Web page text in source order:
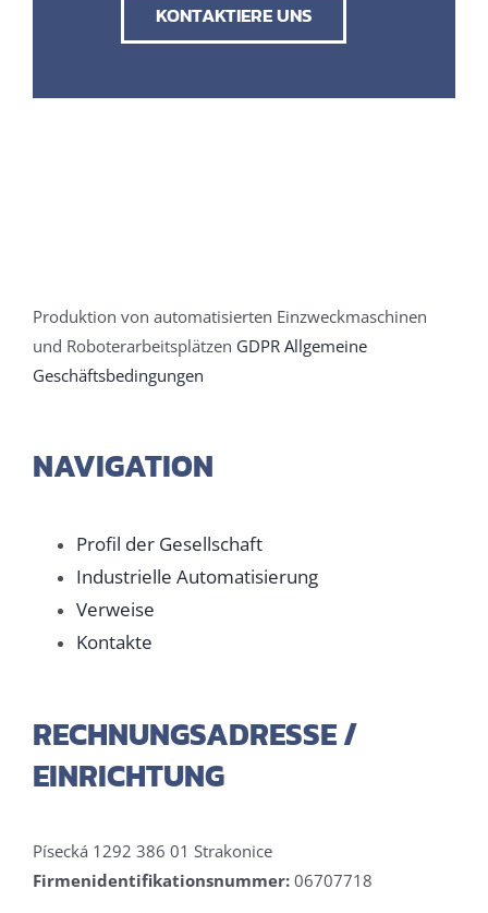
KONTAKTIERE UNS
Produktion von automatisierten Einzweckmaschinen
und Roboterarbeitsplätzen GDPR Allgemeine
Geschäftsbedingungen
NAVIGATION
Profil der Gesellschaft
Industrielle Automatisierung
Verweise
Kontakte
RECHNUNGSADRESSE /
EINRICHTUNG
Písecká 1292 386 01 Strakonice
Firmenidentifikationsnummer: 06707718